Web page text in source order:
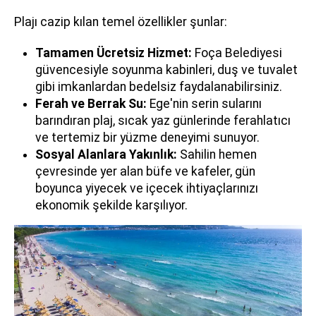
Plajı cazip kılan temel özellikler şunlar:
Tamamen Ücretsiz Hizmet: Foça Belediyesi
güvencesiyle soyunma kabinleri, duş ve tuvalet
gibi imkanlardan bedelsiz faydalanabilirsiniz.
Ferah ve Berrak Su: Ege'nin serin sularını
barındıran plaj, sıcak yaz günlerinde ferahlatıcı
ve tertemiz bir yüzme deneyimi sunuyor.
Sosyal Alanlara Yakınlık: Sahilin hemen
çevresinde yer alan büfe ve kafeler, gün
boyunca yiyecek ve içecek ihtiyaçlarınızı
ekonomik şekilde karşılıyor.